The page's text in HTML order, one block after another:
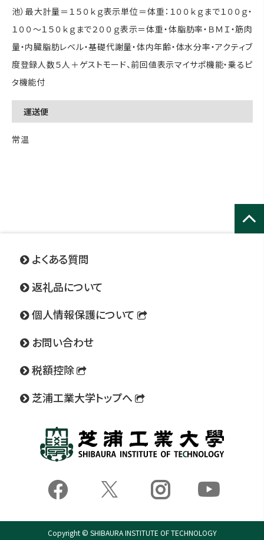
池）最大計量＝１５０ｋｇ表示単位＝体重：１００ｋｇまで１００ｇ・
１００～１５０ｋｇまで２００ｇ表示＝体重・体脂肪率・ＢＭＩ・筋肉
量・内臓脂肪レベル・基礎代謝量・体内年齢・体水分率・アクティブ
度登録人数５人＋ゲストモード、前回値表示マイサポ機能・乗るピ
タ機能付
運送便
常温
ページ
よくある質問
返礼品について
個人情報保護について
お問い合わせ
税額控除
芝浦工業大学トップへ
Fac
ok
Tw
r
Ins
ra
Yo
ube
Copyright © SHIBAURA INSTITUTE OF TECHNOLOGY